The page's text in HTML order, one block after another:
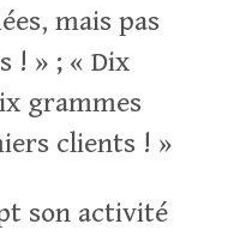
mais pas
! » ; « Dix
grammes
clients ! »
son activité